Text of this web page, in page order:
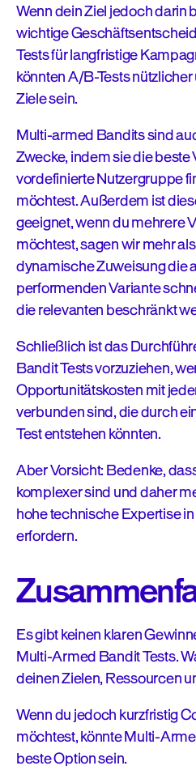
Wenn dein Ziel jedoch darin
wichtige
Tests für langfristige
könnten A/B-Tests
Ziele sein.
Multi-armed Bandits sind
Zwecke, indem sie die beste
vordefinierte Nutzergruppe
möchtest. Außerdem ist
geeignet, wenn du mehrere
möchtest, sagen wir mehr
dynamische Zuweisung die
performenden Variante
die relevanten beschränkt
Schließlich ist das
Bandit Tests vorzuziehen,
Opportunitätskosten mit
verbunden sind, die durch
Test entstehen könnten.
Aber Vorsicht: Bedenke,
komplexer sind und daher
hohe technische Expertise
erfordern.
Es gibt keinen klaren
Multi-Armed Bandit Tests.
deinen Zielen, Ressourcen
Wenn du jedoch kurzfristig
möchtest, könnte Multi-
beste Option sein.